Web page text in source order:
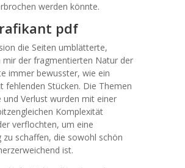
werden könnte.
pdf
die Seiten umblätterte,
mir der fragmentierten Natur der
immer bewusster, wie ein
fehlenden Stücken. Die Themen
und Verlust wurden mit einer
Komplexität
verflochten, um eine
zu schaffen, die sowohl schön
ist.